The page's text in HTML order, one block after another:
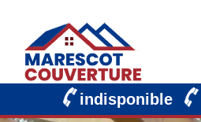
indisponible